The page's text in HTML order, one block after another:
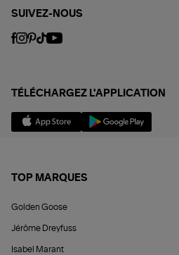
SUIVEZ-NOUS
TÉLÉCHARGEZ L'APPLICATION
TOP MARQUES
Golden Goose
Jérôme Dreyfuss
Isabel Marant